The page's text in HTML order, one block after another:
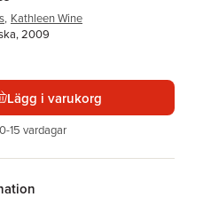
, Kathleen Wine
2009
Lägg i varukorg
15 vardagar